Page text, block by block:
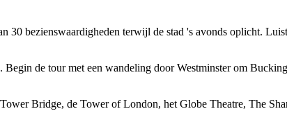
30 bezienswaardigheden terwijl de stad 's avonds oplicht.
de tour met een wandeling door Westminster om
Bridge, de Tower of London, het Globe Theatre, The